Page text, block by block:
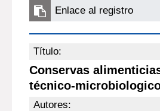
Enlace al registro
Título:
Conservas
técnico-
Autores: